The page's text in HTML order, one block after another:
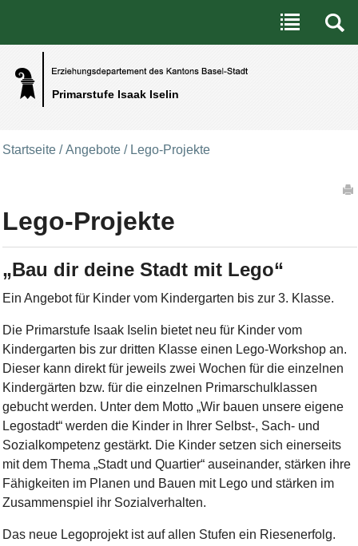
Primarstufe Isaak Iselin
Benutzerspezifische Werkzeuge
Direkt zum Inhalt|Direkt zur Navigation
Startseite /Angebote / Lego-Projekte
Lego-Projekte
„Bau dir deine Stadt mit Lego“
Ein Angebot für Kinder vom Kindergarten bis zur 3. Klasse.
Die Primarstufe Isaak Iselin bietet neu für Kinder vom
Kindergarten bis zur dritten Klasse einen Lego-Workshop an.
Dieser kann direkt für jeweils zwei Wochen für die einzelnen
Kindergärten bzw. für die einzelnen Primarschulklassen
gebucht werden. Unter dem Motto „Wir bauen unsere eigene
Legostadt“ werden die Kinder in Ihrer Selbst-, Sach- und
Sozialkompetenz gestärkt. Die Kinder setzen sich einerseits
mit dem Thema „Stadt und Quartier“ auseinander, stärken ihre
Fähigkeiten im Planen und Bauen mit Lego und stärken im
Zusammenspiel ihr Sozialverhalten.
Das neue Legoprojekt ist auf allen Stufen ein Riesenerfolg.